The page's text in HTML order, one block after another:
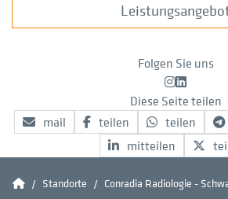
Folgen Sie uns
Instagram
LinkedIn
Diese Seite teilen
mail
teilen teilen
mitteilen
ConradiaStandorte Conradia Radiologie -